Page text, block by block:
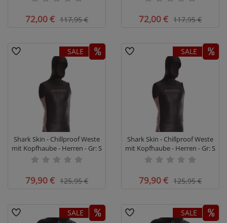
72,00 € 117,95 € 72,00 € 117,95 €
SALE
Shark Skin - Chillproof Weste
mit Kopfhaube - Herren - Gr: S
- Restposten #
79,90 € 125,95 €
SALE
Shark Skin - Chillproof Weste
mit Kopfhaube - Herren - Gr: S
- Restposten #
79,90 € 125,95 €
SALE SALE